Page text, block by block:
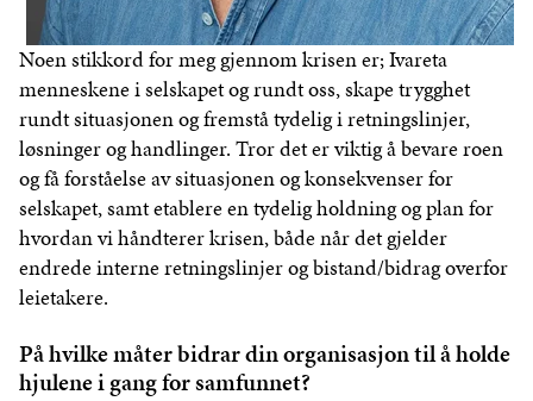
Noen stikkord for meg gjennom krisen er; Ivareta
menneskene i selskapet og rundt oss, skape trygghet
rundt situasjonen og fremstå tydelig i retningslinjer,
løsninger og handlinger. Tror det er viktig å bevare roen
og få forståelse av situasjonen og konsekvenser for
selskapet, samt etablere en tydelig holdning og plan for
hvordan vi håndterer krisen, både når det gjelder
endrede interne retningslinjer og bistand/bidrag overfor
leietakere.
På hvilke måter bidrar din organisasjon til å holde
hjulene i gang for samfunnet?